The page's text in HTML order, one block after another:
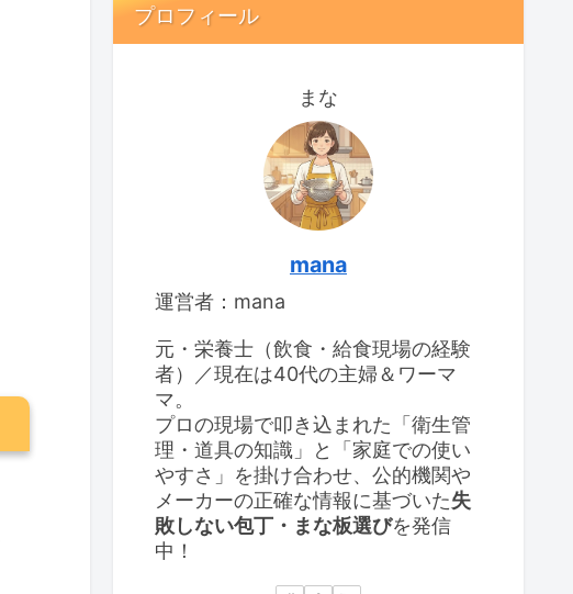
プロフィール
まな
mana
運営者：mana
元・栄養士（飲食・給食現場の経験
者）／現在は40代の主婦＆ワーマ
マ。
プロの現場で叩き込まれた「衛生管
理・道具の知識」と「家庭での使い
やすさ」を掛け合わせ、公的機関や
メーカーの正確な情報に基づいた失
敗しない包丁・まな板選びを発信
中！